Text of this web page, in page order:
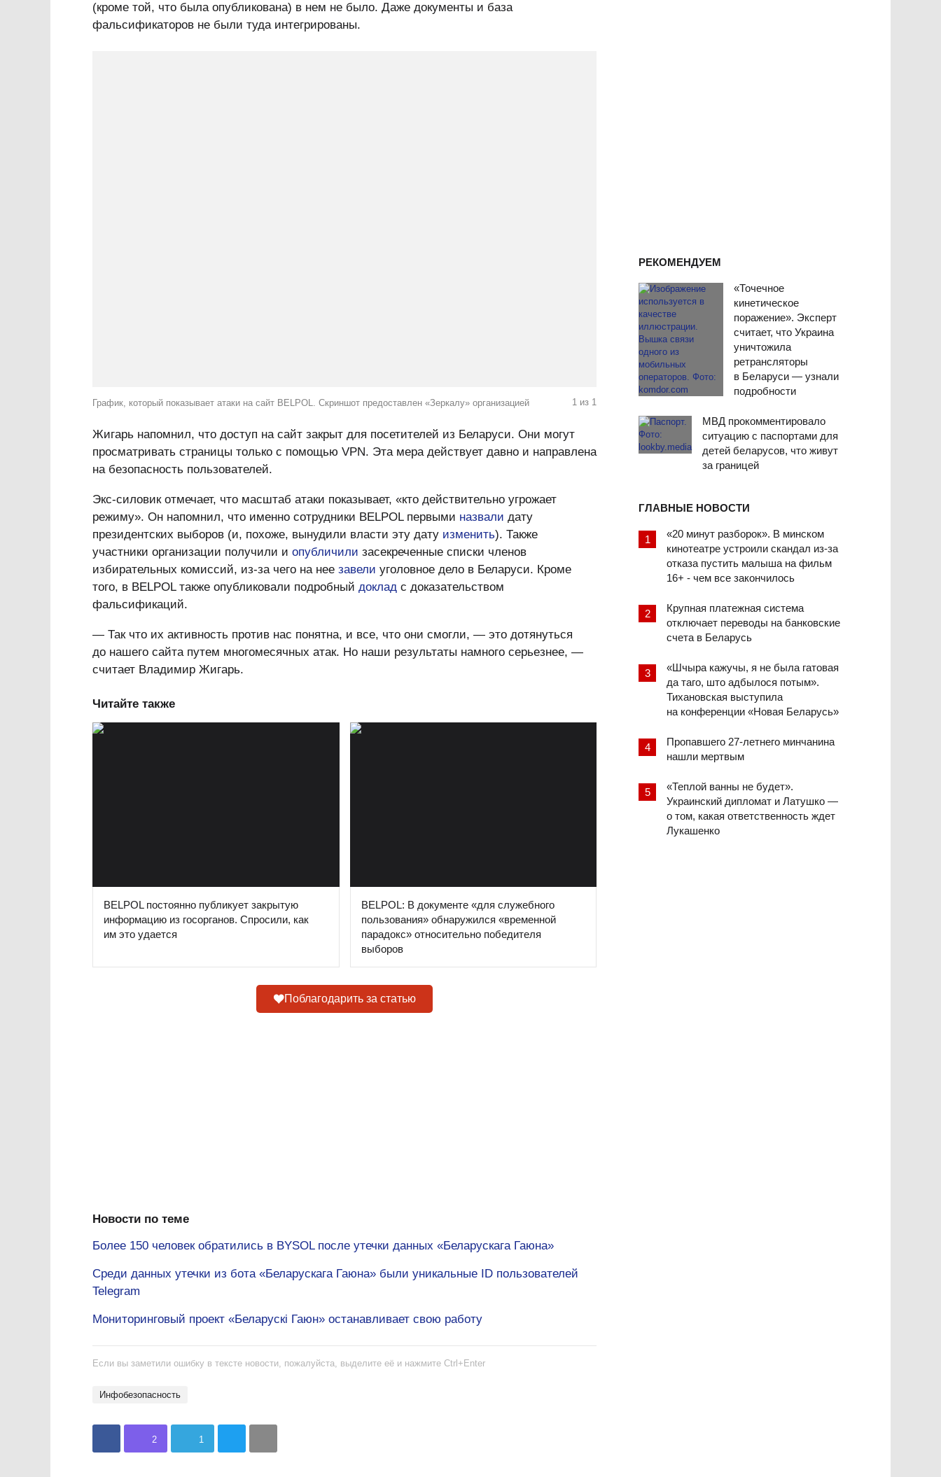
РЕКОМЕНДУЕМ
«Точечное
кинетическое
поражение». Эксперт
считает, что Украина
уничтожила
ретрансляторы
в Беларуси — узнали
подробности
МВД прокомментировало
ситуацию с паспортами для
детей беларусов, что живут
за границей
ГЛАВНЫЕ НОВОСТИ
«20 минут разборок». В минском
кинотеатре устроили скандал из-за
отказа пустить малыша на фильм
16+ - чем все закончилось
Крупная платежная система
отключает переводы на банковские
счета в Беларусь
«Шчыра кажучы, я не была гатовая
да таго, што адбылося потым».
Тихановская выступила
на конференции «Новая Беларусь»
Пропавшего 27-летнего минчанина
нашли мертвым
«Теплой ванны не будет».
Украинский дипломат и Латушко —
о том, какая ответственность ждет
Лукашенко
(кроме той, что была опубликована) в нем не было. Даже документы и база
фальсификаторов не были туда интегрированы.
1 из 1
График, который показывает атаки на сайт BELPOL. Скриншот предоставлен «Зеркалу» организацией
Жигарь напомнил, что доступ на сайт закрыт для посетителей из Беларуси. Они могут
просматривать страницы только с помощью VPN. Эта мера действует давно и направлена
на безопасность пользователей.
Экс-силовик отмечает, что масштаб атаки показывает, «кто действительно угрожает
режиму». Он напомнил, что именно сотрудники BELPOL первыми назвали дату
президентских выборов (и, похоже, вынудили власти эту дату изменить). Также
участники организации получили и опубличили засекреченные списки членов
избирательных комиссий, из-за чего на нее завели уголовное дело в Беларуси. Кроме
того, в BELPOL также опубликовали подробный доклад с доказательством
фальсификаций.
— Так что их активность против нас понятна, и все, что они смогли, — это дотянуться
до нашего сайта путем многомесячных атак. Но наши результаты намного серьезнее, —
считает Владимир Жигарь.
Читайте также
BELPOL постоянно публикует закрытую
информацию из госорганов. Спросили, как
им это удается
BELPOL: В документе «для служебного
пользования» обнаружился «временной
парадокс» относительно победителя
выборов
Поблагодарить за статью
Новости по теме
Более 150 человек обратились в BYSOL после утечки данных «Беларускага Гаюна»
Среди данных утечки из бота «Беларускага Гаюна» были уникальные ID пользователей
Telegram
Мониторинговый проект «Беларускі Гаюн» останавливает свою работу
Если вы заметили ошибку в тексте новости, пожалуйста, выделите её и нажмите Ctrl+Enter
инфобезопасность
2 1